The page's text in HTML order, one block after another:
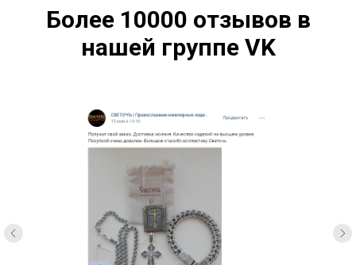
Более 10000 отзывов в
нашей группе VK